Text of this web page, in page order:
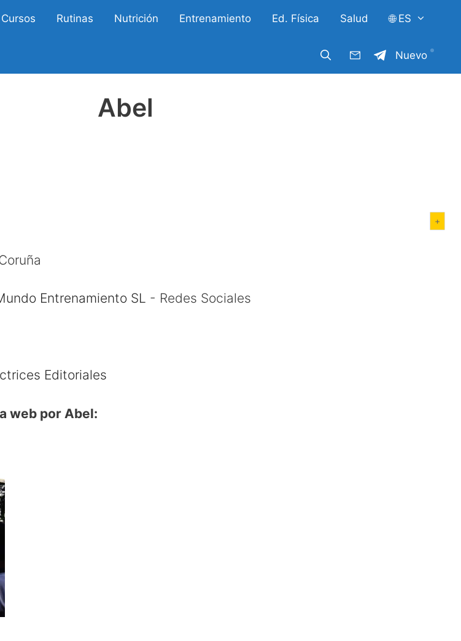
Cursos Rutinas Nutrición Entrenamiento Ed. Física Salud 🌐 ES
Nuevo
Abel
Entrenamiento SL - Redes Sociales
Editoriales
web por Abel: